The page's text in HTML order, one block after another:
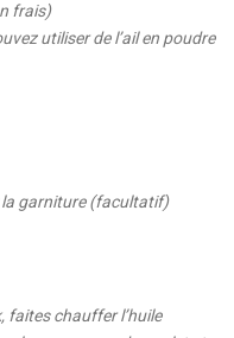
frais)
utiliser de l’ail en poudre
la garniture (facultatif)
faites chauffer l’huile